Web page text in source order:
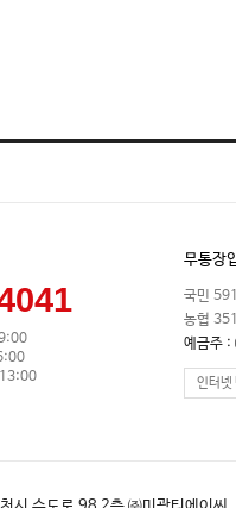
무통장
국민
농협
예금주 :
인터넷